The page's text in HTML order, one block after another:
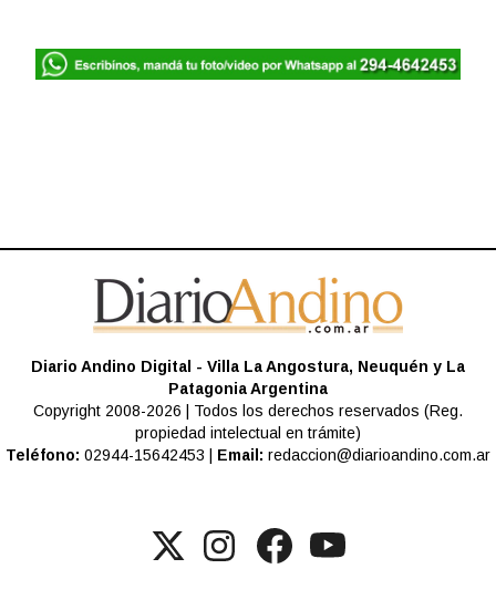
Diario Andino Digital - Villa La Angostura, Neuquén y La
Patagonia Argentina
Copyright 2008-2026 | Todos los derechos reservados (Reg.
propiedad intelectual en trámite)
Teléfono: 02944-15642453 | Email: redaccion@diarioandino.com.ar